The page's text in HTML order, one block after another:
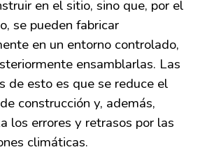
en el sitio, sino que, por el
se pueden fabricar
en un entorno controlado,
ensamblarlas. Las
de esto es que se reduce el
construcción y, además,
los errores y retrasos por las
climáticas.